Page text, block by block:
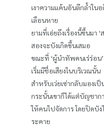
เงาความแค้นอันลึกล้ำในอ
เลือนหาย
ยามที่เอ่ยถึงเรื่องนี้ขึ้นมา ‘
สองจะบังเกิดขึ้นเสมอ
ขณะที่ ‘ผู้นำทัพคนเร่ร่อน’
เริ่มมีชื่อเสียงในบริเวณนั้น
สำหรับเว่ยเซ่ากลับมองเ
กระนั้นเขาก็ได้แต่บัญชาก
ให้คนไปจัดการ โดยปิดบัง
ระคาย